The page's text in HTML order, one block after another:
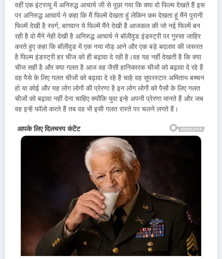
वहीं एक इंटरव्यू में अनिरुद्ध आचार्य जी से पूछा गया कि क्या वो फिल्म देखते हैं इस
पर अनिरुद्ध आचार्य ने कहा कि मैं फिल्में देखता हूं लेकिन कम देखता हूं मैंने पुरानी
फिल्में देखी है स्वर्ग, बागवान ये फिल्में मैंने देखी हैं आजकल की जो नई फिल्में बन
रही है वो मैंने नेही देखी है अनिरुद्ध आचार्य ने बॉलीवुड इंडस्ट्री पर गुस्सा जाहिर
करते हुए कहा कि बॉलीवुड में एक नया मोड़ आने और एक बड़े बदलाव की जरूरत
है फिल्म इंडस्ट्री हर चीज को ही बढ़ावा दे रही है।वह यह नहीं देखती है कि क्या
चीज सही है और क्या गलत है आज वह जैसी हानिकारक चीजों को बढ़ावा दे रहे हैं
वह पैसे के लिए गलत चीजों को बढ़ावा दे रहे हैं चाहे वह सुपरस्टार अमिताभ बच्चन
हो या कोई और यह लोग लोगों की प्रेरणा है इन लोग लोगों को पैसों के लिए गलत
चीजों को बढ़ावा नहीं देना चाहिए क्योंकि युवा इन्हे अपनी प्रेरणा मानते हैं और जब
वह इन्हें फॉलो करते हैं तब वह भी इसी गलत रास्ते पर चलने लगते हैं।